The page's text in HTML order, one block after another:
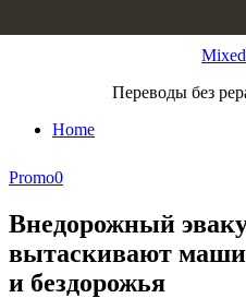
Переводы без
Home
Promo0
Внедорожный
вытаскивают
и бездорожья